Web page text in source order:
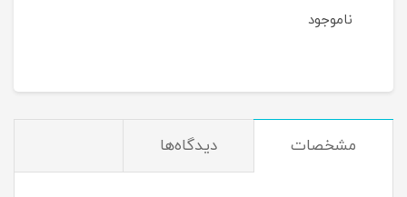
ناموجود
مشخصات دیدگاه‌ها